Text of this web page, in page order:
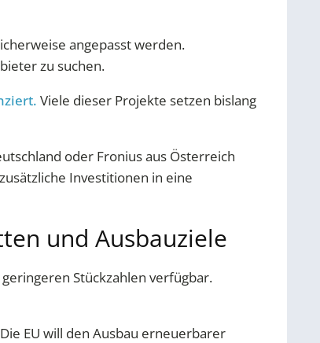
angepasst werden.
zu suchen.
Viele dieser Projekte setzen bislang
oder Fronius aus Österreich
Investitionen in eine
und Ausbauziele
Stückzahlen verfügbar.
EU will den Ausbau erneuerbarer